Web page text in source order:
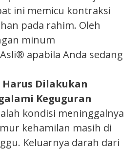
ini memicu kontraksi
pada rahim. Oleh
minum
Asli® apabila Anda sedang
Dilakukan
Keguguran
kondisi meninggalnya
kehamilan masih di
Keluarnya darah dari